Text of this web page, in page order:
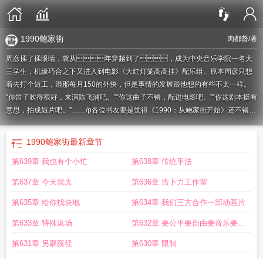
肉都督/著
1990鲍家街
周彦揉了揉眼睛，就从年穿越到了，成为中央音乐学院一名大
三学生，机缘巧合之下又进入到电影《大红灯笼高高挂》配乐组。原本周彦只想
着去打个短工，混那每月150的外快，但是事情的发展跟他想的有些不太一样。
“你笛子吹得很好，来演陈飞浦吧。”“你这曲子不错，配进电影吧。”“你这剧本挺有
意思，拍成短片吧。”……/p各位书友要是觉得《1990：从鲍家街开始》还不错的
话请不要忘记向您QQ群和微博里的朋友推荐哦！/p1990：从鲍家街开
1990从鲍家街开始无防盗
女主么
街1990从鲍家街开始王祖贤 重生1990从鲍家街开始1990华娱从鲍家街开
什么封闭
1990从鲍家街开始全本免费阅读 1990从鲍家街开始起点
街开始顶点1990从鲍家街开始太监的最新章节内容介绍1990从鲍家街开始
角有女人吗1990从鲍家街开始女主角是谁1990从鲍家街开始云盘1990从鲍家
街开始无错精校版 1990从鲍家街开始TXT 百度1990从鲍家街开始 第212章 进
1990鲍家街最新章节
第639章 我也有个小忙 第638章 传统手法
第637章 今天就去 第636章 吉卜力工作室
第635章 给你找块地 第634章 我们三方合作一部动画片
第633章 特殊返场 第632章 要公平要自由要音乐要周
彦
第631章 另辟蹊径 第630章 限制